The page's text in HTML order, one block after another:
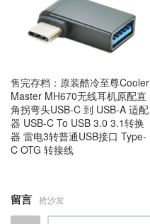
售完存档：原装酷冷至尊Cooler
Master MH670无线耳机原配直
角拐弯头USB-C 到 USB-A 适配
器 USB-C To USB 3.0 3.1转换
器 雷电3转普通USB接口 Type-
C OTG 转接线
留言 抢沙发